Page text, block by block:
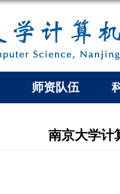
师资队伍
南京大学计